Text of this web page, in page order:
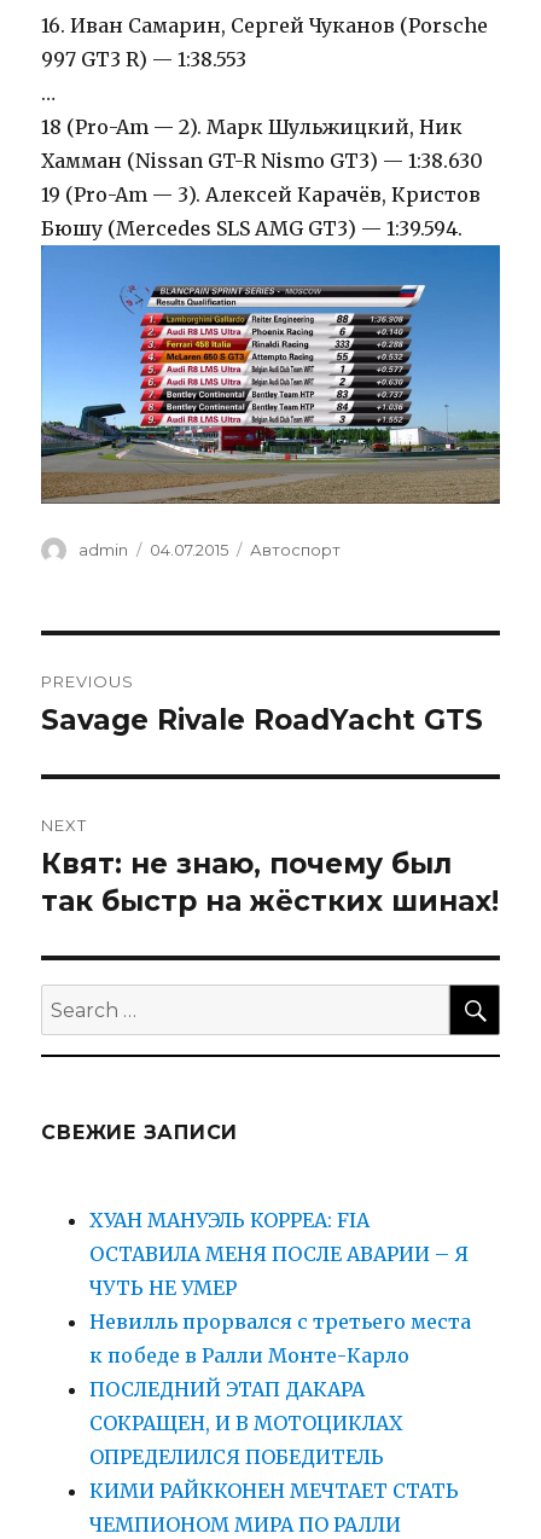
16. Иван Самарин, Сергей Чуканов (Porsche
997 GT3 R) — 1:38.553
…
18 (Pro-Am — 2). Марк Шульжицкий, Ник
Хамман (Nissan GT-R Nismo GT3) — 1:38.630
19 (Pro-Am — 3). Алексей Карачёв, Кристов
Бюшу (Mercedes SLS AMG GT3) — 1:39.594.
Author
admin
Posted
04.07.2015 Categories
Автоспорт
по
PREVIOUS
Previous
Savage Rivale RoadYacht GTS
NEXT
Next
post:
Квят: не знаю, почему был
так быстр на жёстких шинах!
Search
for:
СВЕЖИЕ ЗАПИСИ
ХУАН МАНУЭЛЬ КОРРЕА: FIA
ОСТАВИЛА МЕНЯ ПОСЛЕ АВАРИИ – Я
ЧУТЬ НЕ УМЕР
Невилль прорвался с третьего места
к победе в Ралли Монте-Карло
ПОСЛЕДНИЙ ЭТАП ДАКАРА
СОКРАЩЕН, И В МОТОЦИКЛАХ
ОПРЕДЕЛИЛСЯ ПОБЕДИТЕЛЬ
КИМИ РАЙККОНЕН МЕЧТАЕТ СТАТЬ
ЧЕМПИОНОМ МИРА ПО РАЛЛИ